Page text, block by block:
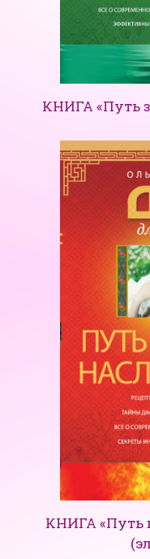
КНИГА «Путь
КНИГА «Путь